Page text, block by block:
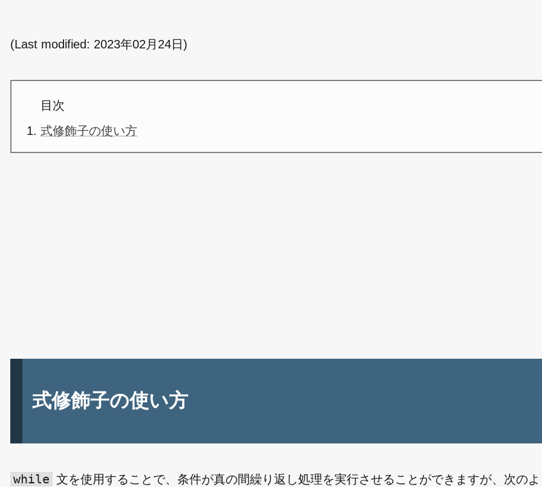
(Last modified: 2023年02月24日 )
目次
式修飾子の使い方
式修飾子の使い方
while 文を使用することで、条件が真の間繰り返し処理を実行させることができますが、次の